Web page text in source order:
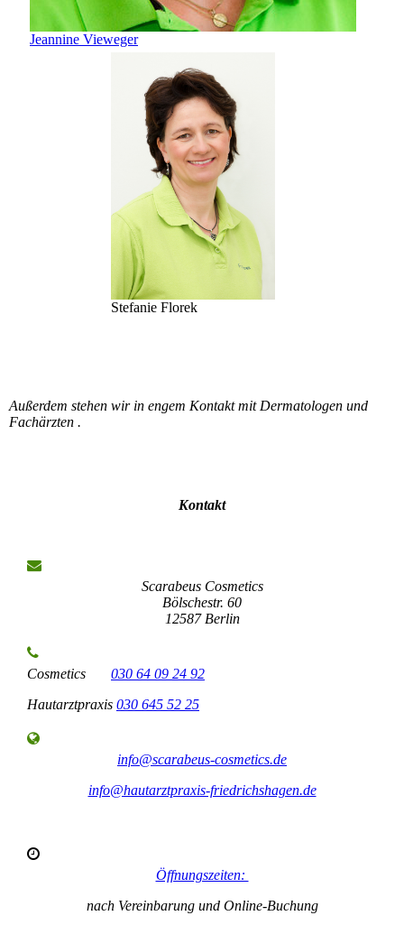
Jeannine Vieweger
Stefanie Florek
Außerdem stehen wir in engem Kontakt mit Dermatologen und
Fachärzten .
Kontakt
Scarabeus Cosmetics
Bölschestr. 60
12587 Berlin
Cosmetics 030 64 09 24 92
Hautarztpraxis 030 645 52 25
info@scarabeus-cosmetics.de
info@hautarztpraxis-friedrichshagen.de
Öffnungszeiten:
nach Vereinbarung und Online-Buchung